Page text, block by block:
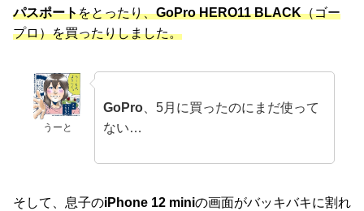
パスポートをとったり、GoPro HERO11 BLACK（ゴー
プロ）を買ったりしました。
うーと
GoPro 、5月に買ったのにまだ使って
ない…
そして、息子のiPhone 12 miniの画面がバッキバキに割れ